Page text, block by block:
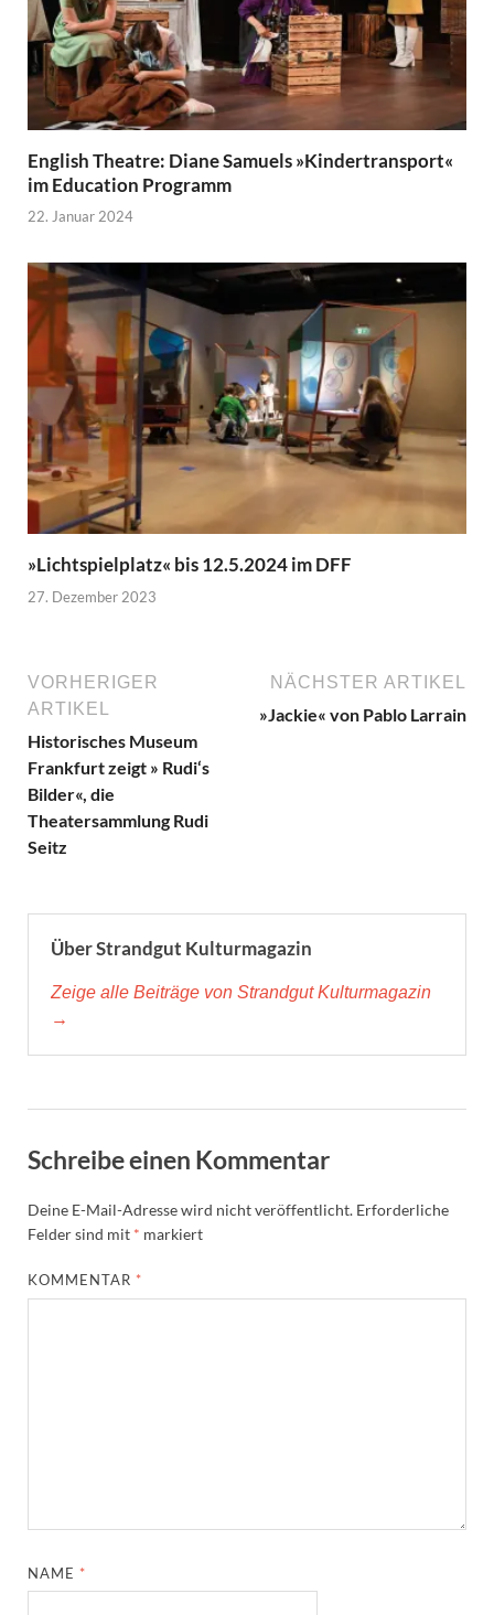
English Theatre: Diane Samuels »Kindertransport«
im Education Programm
22. Januar 2024
»Lichtspielplatz« bis 12.5.2024 im DFF
27. Dezember 2023
VORHERIGER
ARTIKEL
Historisches Museum
Frankfurt zeigt » Rudi‘s
Bilder«, die
Theatersammlung Rudi
Seitz
NÄCHSTER ARTIKEL
»Jackie« von Pablo Larrain
Über Strandgut Kulturmagazin
Zeige alle Beiträge von Strandgut Kulturmagazin
→
Schreibe einen Kommentar
Deine E-Mail-Adresse wird nicht veröffentlicht. Erforderliche
Felder sind mit * markiert
KOMMENTAR *
NAME *